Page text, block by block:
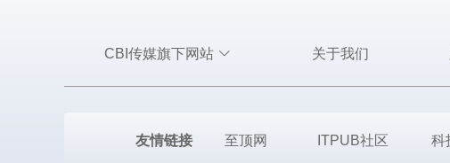
CBI传媒旗下网站 关于我们
友情链接 至顶网 ITPUB社区 科